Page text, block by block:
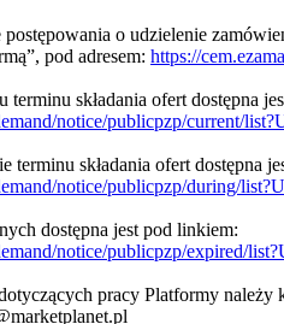
o udzielenie
pod adresem: https://
składania ofert dostępna
notice/publicpzp/current/
terminu składania ofert dostępna
notice/publicpzp/during/
dostępna jest pod linkiem:
notice/publicpzp/expired/
pracy Platformy